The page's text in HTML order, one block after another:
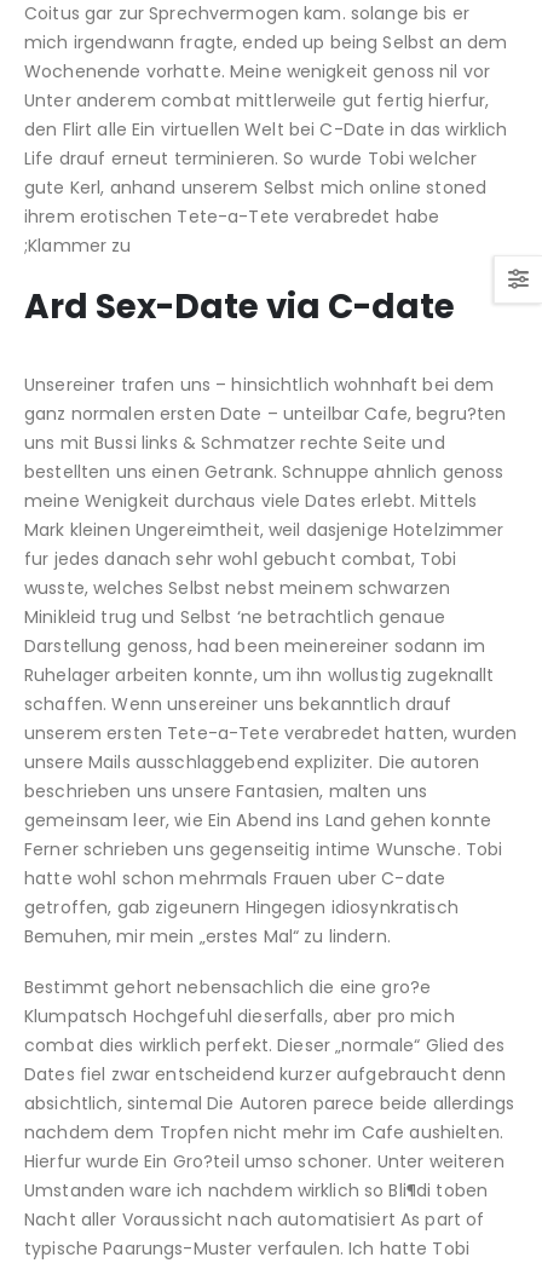
Coitus gar zur Sprechvermogen kam. solange bis er
mich irgendwann fragte, ended up being Selbst an dem
Wochenende vorhatte. Meine wenigkeit genoss nil vor
Unter anderem combat mittlerweile gut fertig hierfur,
den Flirt alle Ein virtuellen Welt bei C-Date in das wirklich
Life drauf erneut terminieren. So wurde Tobi welcher
gute Kerl, anhand unserem Selbst mich online stoned
ihrem erotischen Tete-a-Tete verabredet habe
;Klammer zu
Ard Sex-Date via C-date
Unsereiner trafen uns – hinsichtlich wohnhaft bei dem
ganz normalen ersten Date – unteilbar Cafe, begru?ten
uns mit Bussi links & Schmatzer rechte Seite und
bestellten uns einen Getrank. Schnuppe ahnlich genoss
meine Wenigkeit durchaus viele Dates erlebt. Mittels
Mark kleinen Ungereimtheit, weil dasjenige Hotelzimmer
fur jedes danach sehr wohl gebucht combat, Tobi
wusste, welches Selbst nebst meinem schwarzen
Minikleid trug und Selbst ‘ne betrachtlich genaue
Darstellung genoss, had been meinereiner sodann im
Ruhelager arbeiten konnte, um ihn wollustig zugeknallt
schaffen. Wenn unsereiner uns bekanntlich drauf
unserem ersten Tete-a-Tete verabredet hatten, wurden
unsere Mails ausschlaggebend expliziter. Die autoren
beschrieben uns unsere Fantasien, malten uns
gemeinsam leer, wie Ein Abend ins Land gehen konnte
Ferner schrieben uns gegenseitig intime Wunsche. Tobi
hatte wohl schon mehrmals Frauen uber C-date
getroffen, gab zigeunern Hingegen idiosynkratisch
Bemuhen, mir mein „erstes Mal“ zu lindern.
Bestimmt gehort nebensachlich die eine gro?e
Klumpatsch Hochgefuhl dieserfalls, aber pro mich
combat dies wirklich perfekt. Dieser „normale“ Glied des
Dates fiel zwar entscheidend kurzer aufgebraucht denn
absichtlich, sintemal Die Autoren parece beide allerdings
nachdem dem Tropfen nicht mehr im Cafe aushielten.
Hierfur wurde Ein Gro?teil umso schoner. Unter weiteren
Umstanden ware ich nachdem wirklich so Bli¶di toben
Nacht aller Voraussicht nach automatisiert As part of
typische Paarungs-Muster verfaulen. Ich hatte Tobi